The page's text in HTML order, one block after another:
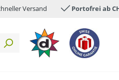
Versand Portofrei ab